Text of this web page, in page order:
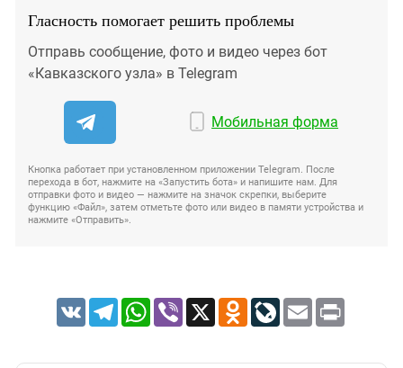
Гласность помогает решить проблемы
Отправь сообщение, фото и видео через бот
«Кавказского узла» в Telegram
Мобильная форма
Кнопка работает при установленном приложении Telegram. После
перехода в бот, нажмите на «Запустить бота» и напишите нам. Для
отправки фото и видео — нажмите на значок скрепки, выберите
функцию «Файл», затем отметьте фото или видео в памяти устройства и
нажмите «Отправить».
VK TelegramWhatsApp
Viber X Odnoklassniki
LiveJournal
Email Print